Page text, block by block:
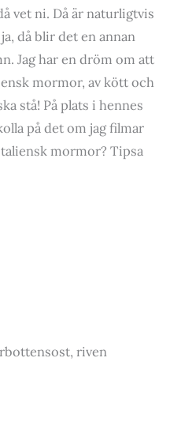
vet ni. Då är naturligtvis
då blir det en annan
Jag har en dröm om att
mormor, av kött och
stå! På plats i hennes
på det om jag filmar
mormor? Tipsa
riven